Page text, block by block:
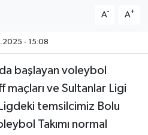
A- A+
- 15:08
başlayan voleybol
maçları ve Sultanlar Ligi
temsilcimiz Bolu
Takımı normal